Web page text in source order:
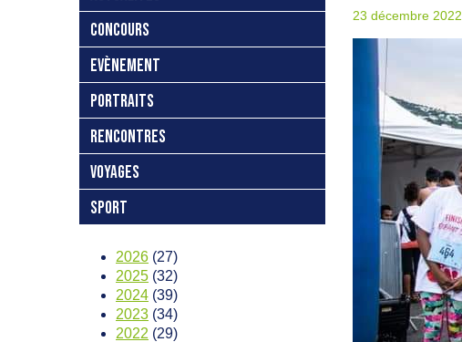
CONCOURS
EVÈNEMENT
PORTRAITS
RENCONTRES
VOYAGES
SPORT
2026 (27)
2025 (32)
2024 (39)
2023 (34)
2022 (29)
23 décembre 2022